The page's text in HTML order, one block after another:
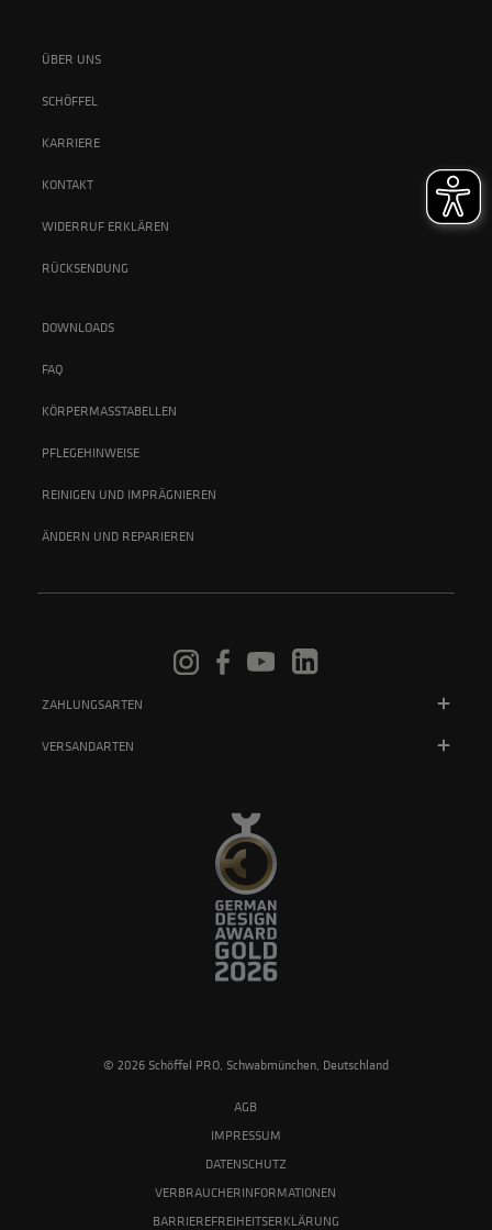
ÜBER UNS
SCHÖFFEL
KARRIERE
KONTAKT
WIDERRUF ERKLÄREN
RÜCKSENDUNG
DOWNLOADS
FAQ
KÖRPERMASSTABELLEN
PFLEGEHINWEISE
REINIGEN UND IMPRÄGNIEREN
ÄNDERN UND REPARIEREN
ZAHLUNGSARTEN
VERSANDARTEN
© 2026 Schöffel PRO, Schwabmünchen, Deutschland
AGB
IMPRESSUM
DATENSCHUTZ
VERBRAUCHERINFORMATIONEN
BARRIEREFREIHEITSERKLÄRUNG